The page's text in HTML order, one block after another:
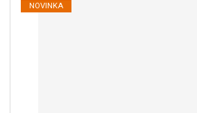
NOVINKA